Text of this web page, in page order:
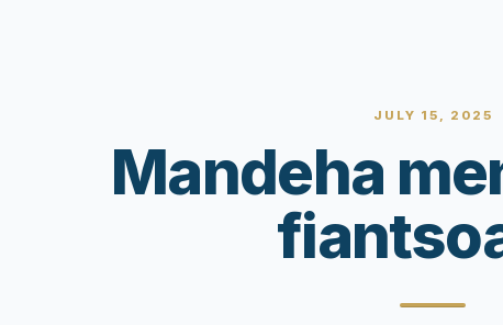
JULY 15, 2025
Mandeha